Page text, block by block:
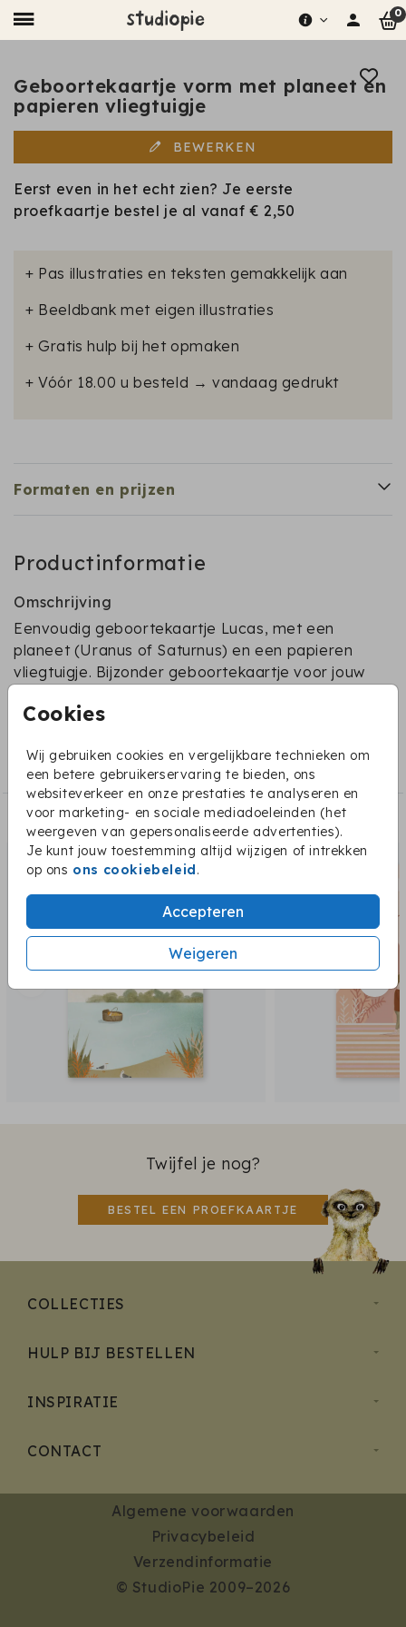
0
Cookies
Wij gebruiken cookies en vergelijkbare technieken om
een betere gebruikerservaring te bieden, ons
websiteverkeer en onze prestaties te analyseren en
voor marketing- en sociale mediadoeleinden (het
weergeven van gepersonaliseerde advertenties).
Je kunt jouw toestemming altijd wijzigen of intrekken
op ons ons cookiebeleid.
Accepteren
Weigeren
Geboortekaartje vorm met planeet en
papieren vliegtuigje
BEWERKEN
Eerst even in het echt zien? Je eerste
proefkaartje bestel je al vanaf€ 2,50
+ Pas illustraties en teksten gemakkelijk aan
+ Beeldbank met eigen illustraties
+ Gratis hulp bij het opmaken
+ Vóór 18.00 u besteld → vandaag gedrukt
Formaten en prijzen
Productinformatie
Omschrijving
Eenvoudig geboortekaartje Lucas, met een
planeet (Uranus of Saturnus) en een papieren
vliegtuigje. Bijzonder geboortekaartje voor jouw
Bijzondere vormen
Dit vind je misschien ook leuk:
Twijfel je nog?
BESTEL EEN PROEFKAARTJE
COLLECTIES
HULP BIJ BESTELLEN
INSPIRATIE
CONTACT
Algemene voorwaarden
Privacybeleid
Verzendinformatie
© StudioPie 2009–2026